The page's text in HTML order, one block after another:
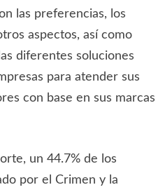
las preferencias, los
aspectos, así como
diferentes soluciones
para atender sus
con base en sus marcas
un 44.7% de los
por el Crimen y la